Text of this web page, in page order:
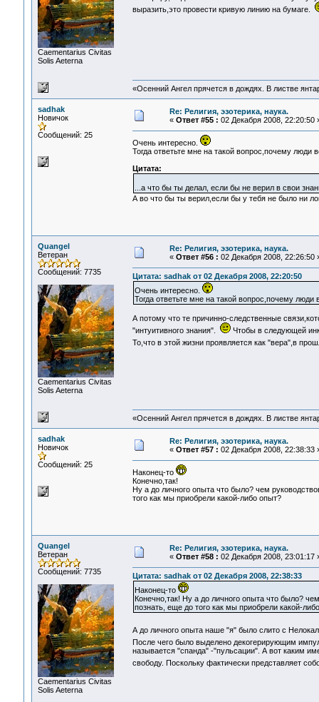
Сaementarius Civitas
Solis Aeterna
выразить,это провести кривую линию на бумаге.
«Осенний Ангел прячется в дождях. В листве
sadhak
Новичок
Сообщений: 25
Re: Религия, эзотерика, наука.
« Ответ #55 : 02 Декабря 2008, 22:20:50
Очень интересно.
Тогда ответьте мне на такой вопрос,почему
Цитата:
...а что бы ты делал, если бы не верил в свои
А во что бы ты верил,если бы у тебя не было ни
Quangel
Ветеран
Сообщений: 7735
Сaementarius Civitas
Solis Aeterna
Re: Религия, эзотерика, наука.
« Ответ #56 : 02 Декабря 2008, 22:26:50
Цитата: sadhak от 02 Декабря 2008, 22:20:50
Очень интересно.
Тогда ответьте мне на такой вопрос,почему
А потому что те причинно-следственные
"интуитивного знания".
Чтобы в следующей
То,что в этой жизни проявляется как "вера",в
«Осенний Ангел прячется в дождях. В листве
sadhak
Новичок
Сообщений: 25
Re: Религия, эзотерика, наука.
« Ответ #57 : 02 Декабря 2008, 22:38:33
Наконец-то
Конечно,так!
Ну а до личного опыта что было? чем
того как мы приобрели какой-либо опыт?
Quangel
Ветеран
Сообщений: 7735
Сaementarius Civitas
Solis Aeterna
Re: Религия, эзотерика, наука.
« Ответ #58 : 02 Декабря 2008, 23:01:17
Цитата: sadhak от 02 Декабря 2008, 22:38:33
Наконец-то
Конечно,так! Ну а до личного опыта что было?
познать, еще до того как мы приобрели какой-
А до личного опыта наше "я" было слито с
После чего было выделено декогерирующим
называется "спанда" -"пульсации". А вот каким
свободу. Поскольку фактически представляет